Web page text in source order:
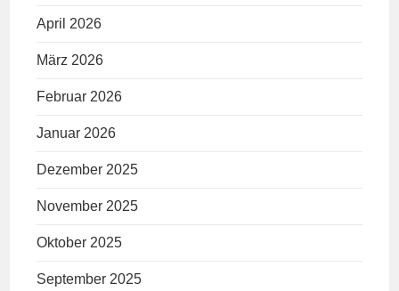
April 2026
März 2026
Februar 2026
Januar 2026
Dezember 2025
November 2025
Oktober 2025
September 2025